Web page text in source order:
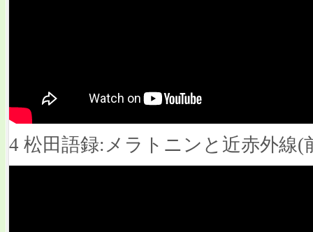
4 松田語録:メラトニンと近赤外線(